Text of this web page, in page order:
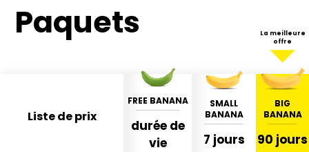
Paquets
Liste de prix
FREE BANANA
durée de
vie
SMALL
BANANA
7 jours
La meilleure
offre
BIG
BANANA
90 jours